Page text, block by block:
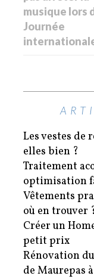
musique lors
Journée
Les vestes
elles bien ?
Traitement
optimisation
Vêtements
où en trouver
Créer un
petit prix
Rénovation
de Maurepas